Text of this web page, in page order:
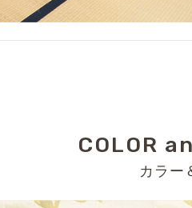
COLOR
カラー